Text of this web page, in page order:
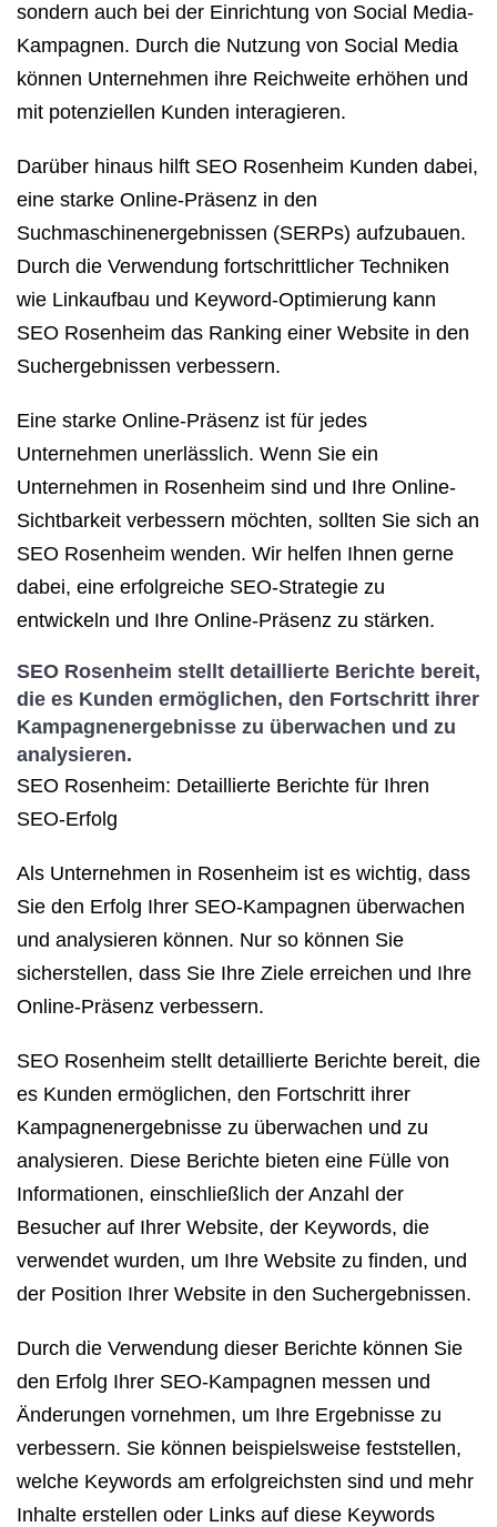
sondern auch bei der Einrichtung von Social Media-
Kampagnen. Durch die Nutzung von Social Media
können Unternehmen ihre Reichweite erhöhen und
mit potenziellen Kunden interagieren.
Darüber hinaus hilft SEO Rosenheim Kunden dabei,
eine starke Online-Präsenz in den
Suchmaschinenergebnissen (SERPs) aufzubauen.
Durch die Verwendung fortschrittlicher Techniken
wie Linkaufbau und Keyword-Optimierung kann
SEO Rosenheim das Ranking einer Website in den
Suchergebnissen verbessern.
Eine starke Online-Präsenz ist für jedes
Unternehmen unerlässlich. Wenn Sie ein
Unternehmen in Rosenheim sind und Ihre Online-
Sichtbarkeit verbessern möchten, sollten Sie sich an
SEO Rosenheim wenden. Wir helfen Ihnen gerne
dabei, eine erfolgreiche SEO-Strategie zu
entwickeln und Ihre Online-Präsenz zu stärken.
SEO Rosenheim stellt detaillierte Berichte bereit,
die es Kunden ermöglichen, den Fortschritt ihrer
Kampagnenergebnisse zu überwachen und zu
analysieren.
SEO Rosenheim: Detaillierte Berichte für Ihren
SEO-Erfolg
Als Unternehmen in Rosenheim ist es wichtig, dass
Sie den Erfolg Ihrer SEO-Kampagnen überwachen
und analysieren können. Nur so können Sie
sicherstellen, dass Sie Ihre Ziele erreichen und Ihre
Online-Präsenz verbessern.
SEO Rosenheim stellt detaillierte Berichte bereit, die
es Kunden ermöglichen, den Fortschritt ihrer
Kampagnenergebnisse zu überwachen und zu
analysieren. Diese Berichte bieten eine Fülle von
Informationen, einschließlich der Anzahl der
Besucher auf Ihrer Website, der Keywords, die
verwendet wurden, um Ihre Website zu finden, und
der Position Ihrer Website in den Suchergebnissen.
Durch die Verwendung dieser Berichte können Sie
den Erfolg Ihrer SEO-Kampagnen messen und
Änderungen vornehmen, um Ihre Ergebnisse zu
verbessern. Sie können beispielsweise feststellen,
welche Keywords am erfolgreichsten sind und mehr
Inhalte erstellen oder Links auf diese Keywords